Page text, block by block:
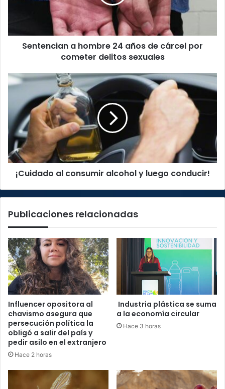
cometer
delitosSentencian a hombre 24 años de cárcel por
cometer delitos sexuales
¡Cuidado
al
consumir
alcohol
y
luego
conducir!
¡Cuidado al consumir alcohol y luego conducir!
Publicaciones relacionadas
Influencer opositora al
chavismo asegura que
persecución política la
obligó a salir del país y
pedir asilo en el extranjero
Hace 2 horas
Industria plástica se suma
a la economía circular
Hace 3 horas